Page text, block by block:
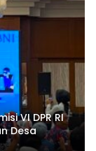
VI DPR RI
Desa